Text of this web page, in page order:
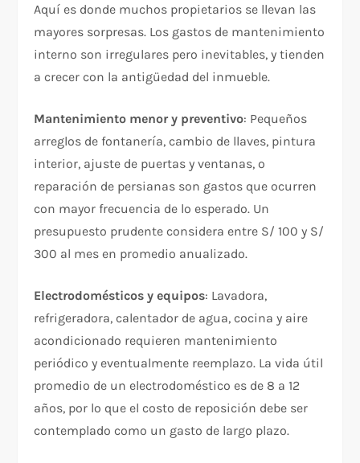
Aquí es donde muchos propietarios se llevan las
mayores sorpresas. Los gastos de mantenimiento
interno son irregulares pero inevitables, y tienden
a crecer con la antigüedad del inmueble.
Mantenimiento menor y preventivo: Pequeños
arreglos de fontanería, cambio de llaves, pintura
interior, ajuste de puertas y ventanas, o
reparación de persianas son gastos que ocurren
con mayor frecuencia de lo esperado. Un
presupuesto prudente considera entre S/ 100 y S/
300 al mes en promedio anualizado.
Electrodomésticos y equipos: Lavadora,
refrigeradora, calentador de agua, cocina y aire
acondicionado requieren mantenimiento
periódico y eventualmente reemplazo. La vida útil
promedio de un electrodoméstico es de 8 a 12
años, por lo que el costo de reposición debe ser
contemplado como un gasto de largo plazo.